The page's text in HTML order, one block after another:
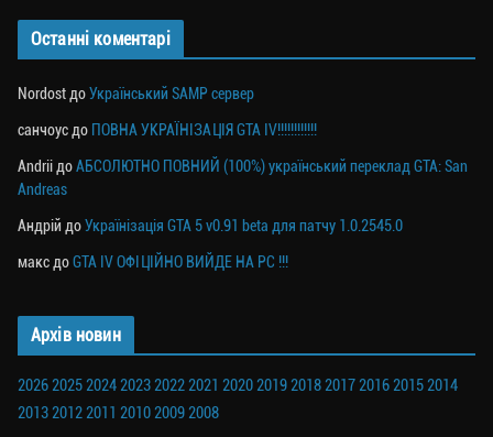
Останні коментарі
Nordost доУкраїнський SAMP сервер
санчоус до ПОВНА УКРАЇНІЗАЦІЯ GTA IV!!!!!!!!!!!!
Andrii доАБСОЛЮТНО ПОВНИЙ (100%) український переклад GTA: San
Andreas
Андрій доУкраїнізація GTA 5 v0.91 beta для патчу 1.0.2545.0
макс доGTA IV ОФІЦІЙНО ВИЙДЕ НА PC !!!
Архів новин
202620252024202320222021 2020201920182017201620152014
201320122011 201020092008